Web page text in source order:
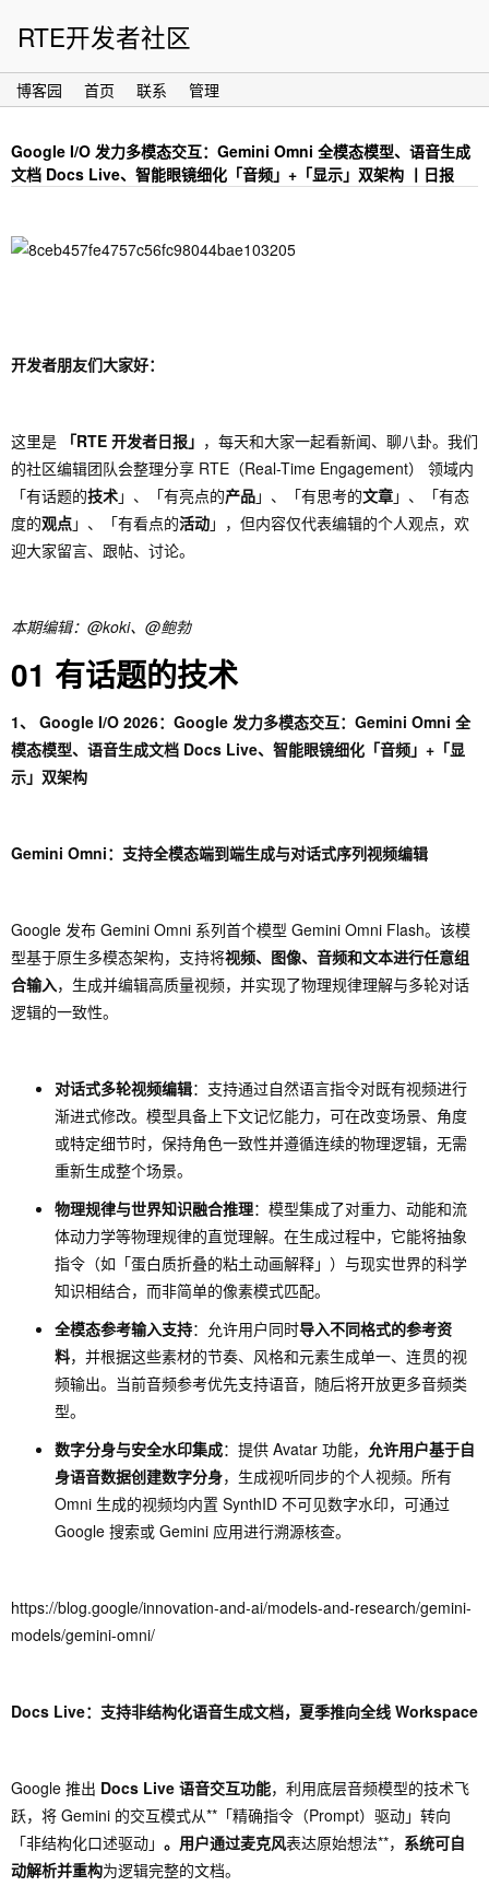
RTE开发者社区
博客园 首页 联系 管理
Google I/O 发力多模态交互：Gemini Omni 全模态模型、语音生成
文档 Docs Live、智能眼镜细化「音频」+「显示」双架构 丨日报
开发者朋友们大家好：
这里是 「RTE 开发者日报」 ，每天和大家一起看新闻、聊八卦。我们
的社区编辑团队会整理分享 RTE（Real-Time Engagement） 领域内
「有话题的技术」、「有亮点的产品」、「有思考的文章」、「有态
度的观点」、「有看点的活动」，但内容仅代表编辑的个人观点，欢
迎大家留言、跟帖、讨论。
本期编辑：@koki、@鲍勃
01 有话题的技术
1、 Google I/O 2026：Google 发力多模态交互：Gemini Omni 全
模态模型、语音生成文档 Docs Live、智能眼镜细化「音频」+「显
示」双架构
Gemini Omni：支持全模态端到端生成与对话式序列视频编辑
Google 发布 Gemini Omni 系列首个模型 Gemini Omni Flash。该模
型基于原生多模态架构，支持将视频、图像、音频和文本进行任意组
合输入，生成并编辑高质量视频，并实现了物理规律理解与多轮对话
逻辑的一致性。
对话式多轮视频编辑：支持通过自然语言指令对既有视频进行
渐进式修改。模型具备上下文记忆能力，可在改变场景、角度
或特定细节时，保持角色一致性并遵循连续的物理逻辑，无需
重新生成整个场景。
物理规律与世界知识融合推理：模型集成了对重力、动能和流
体动力学等物理规律的直觉理解。在生成过程中，它能将抽象
指令（如「蛋白质折叠的粘土动画解释」）与现实世界的科学
知识相结合，而非简单的像素模式匹配。
全模态参考输入支持：允许用户同时导入不同格式的参考资
料，并根据这些素材的节奏、风格和元素生成单一、连贯的视
频输出。当前音频参考优先支持语音，随后将开放更多音频类
型。
数字分身与安全水印集成：提供 Avatar 功能， 允许用户基于自
身语音数据创建数字分身，生成视听同步的个人视频。所有
Omni 生成的视频均内置 SynthID 不可见数字水印，可通过
Google 搜索或 Gemini 应用进行溯源核查。
https://blog.google/innovation-and-ai/models-and-research/gemini-
models/gemini-omni/
Docs Live：支持非结构化语音生成文档，夏季推向全线 Workspace
Google 推出 Docs Live 语音交互功能，利用底层音频模型的技术飞
跃，将 Gemini 的交互模式从**「精确指令（Prompt）驱动」转向
「非结构化口述驱动」 。用户通过麦克风表达原始想法**， 系统可自
动解析并重构为逻辑完整的文档。